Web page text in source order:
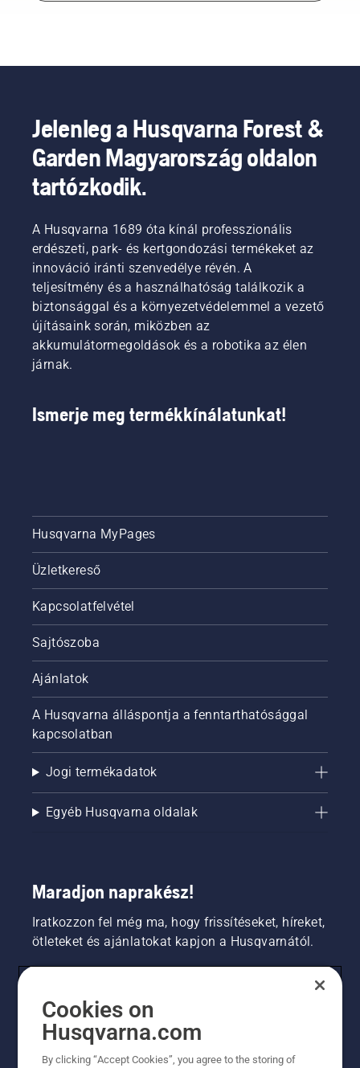
Jelenleg a Husqvarna Forest &
Garden Magyarország oldalon
tartózkodik.
A Husqvarna 1689 óta kínál professzionális
erdészeti, park- és kertgondozási termékeket az
innováció iránti szenvedélye révén. A
teljesítmény és a használhatóság találkozik a
biztonsággal és a környezetvédelemmel a vezető
újításaink során, miközben az
akkumulátormegoldások és a robotika az élen
járnak.
Ismerje meg termékkínálatunkat!
Husqvarna MyPages
Üzletkereső
Kapcsolatfelvétel
Sajtószoba
Ajánlatok
A Husqvarna álláspontja a fenntarthatósággal
kapcsolatban
Jogi termékadatok
Egyéb Husqvarna oldalak
Maradjon naprakész!
Iratkozzon fel még ma, hogy frissítéseket, híreket,
ötleteket és ajánlatokat kapjon a Husqvarnától.
PROFESSZIONÁLIS
Cookies on
Husqvarna.com
By clicking “Accept Cookies”, you agree to the storing of